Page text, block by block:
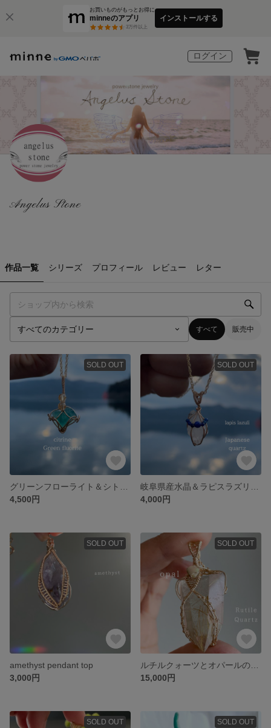
お買いものがもっとお得に
minneのアプリ
3万件以上
インストールする
ログイン
Angelus Stone
作品一覧 シリーズ プロフィール レビュー レター
すべて 販売中
SOLD OUT
4,500円
SOLD OUT
4,000円
SOLD OUT
amethyst pendant top
3,000円
SOLD OUT
15,000円
SOLD OUT SOLD OUT